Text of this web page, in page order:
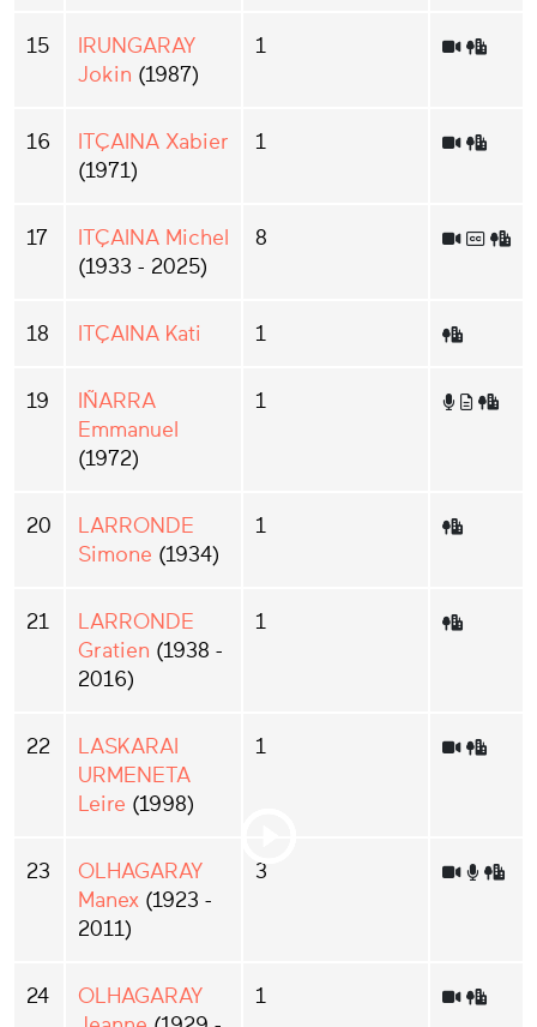
15
IRUNGARAY
Jokin (1987)
1
16
ITÇAINA Xabier
(1971)
1
17
ITÇAINA Michel
(1933 - 2025)
8
18 ITÇAINA Kati 1
19
IÑARRA
Emmanuel
(1972)
1
20
LARRONDE
Simone (1934)
1
21
LARRONDE
Gratien (1938 -
2016)
1
22
LASKARAI
URMENETA
Leire (1998)
1
23
OLHAGARAY
Manex (1923 -
2011)
3
24
OLHAGARAY
1